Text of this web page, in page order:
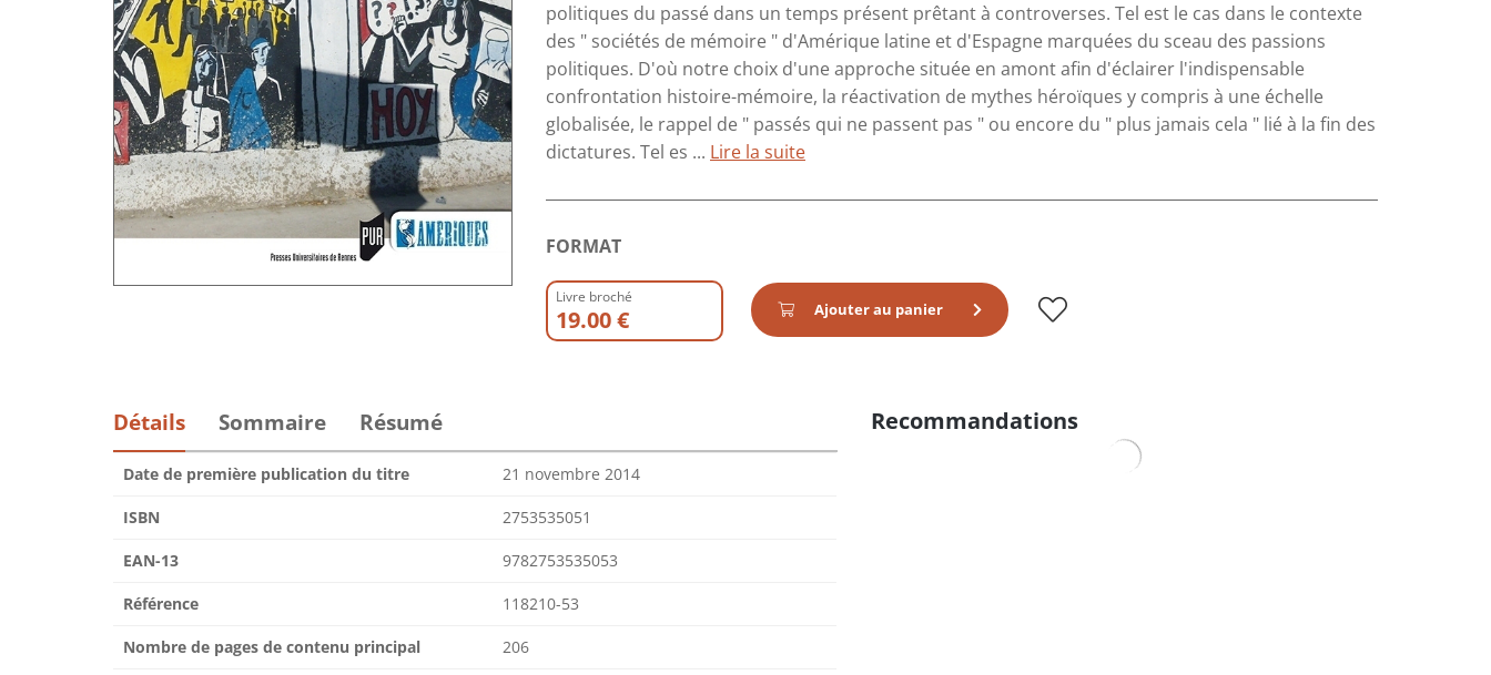
politiques du passé dans un temps présent prêtant à controverses. Tel est le cas dans le contexte
des " sociétés de mémoire " d'Amérique latine et d'Espagne marquées du sceau des passions
politiques. D'où notre choix d'une approche située en amont afin d'éclairer l'indispensable
confrontation histoire-mémoire, la réactivation de mythes héroïques y compris à une échelle
globalisée, le rappel de " passés qui ne passent pas " ou encore du " plus jamais cela " lié à la fin des
dictatures. Tel es ... Lire la suite
FORMAT
Livre broché
19.00 € Ajouter au panier
Détails Sommaire Résumé
Date de première publication du titre 21 novembre 2014
ISBN 2753535051
EAN-13 9782753535053
Référence 118210-53
Nombre de pages de contenu principal 206
Recommandations